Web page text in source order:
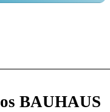
BAUHAUS